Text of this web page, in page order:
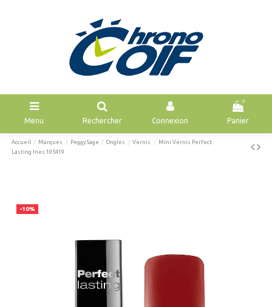
Menu Rechercher Connexion
0
Panier
Accueil Marques Peggy Sage Ongles Vernis
Mini Vernis Perfect
Lasting Ines 105419
-10%